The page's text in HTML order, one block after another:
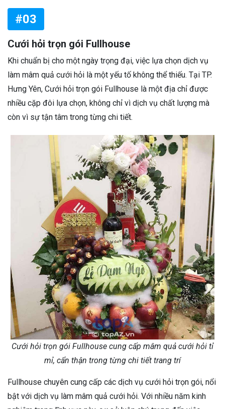
#03
Cưới hỏi trọn gói Fullhouse
Khi chuẩn bị cho một ngày trọng đại, việc lựa chọn dịch vụ
làm mâm quả cưới hỏi là một yếu tố không thể thiếu. Tại TP.
Hưng Yên, Cưới hỏi trọn gói Fullhouse là một địa chỉ được
nhiều cặp đôi lựa chọn, không chỉ vì dịch vụ chất lượng mà
còn vì sự tận tâm trong từng chi tiết.
Cưới hỏi trọn gói Fullhouse cung cấp mâm quả cưới hỏi tỉ
mỉ, cẩn thận trong từng chi tiết trang trí
Fullhouse chuyên cung cấp các dịch vụ cưới hỏi trọn gói, nổi
bật với dịch vụ làm mâm quả cưới hỏi. Với nhiều năm kinh